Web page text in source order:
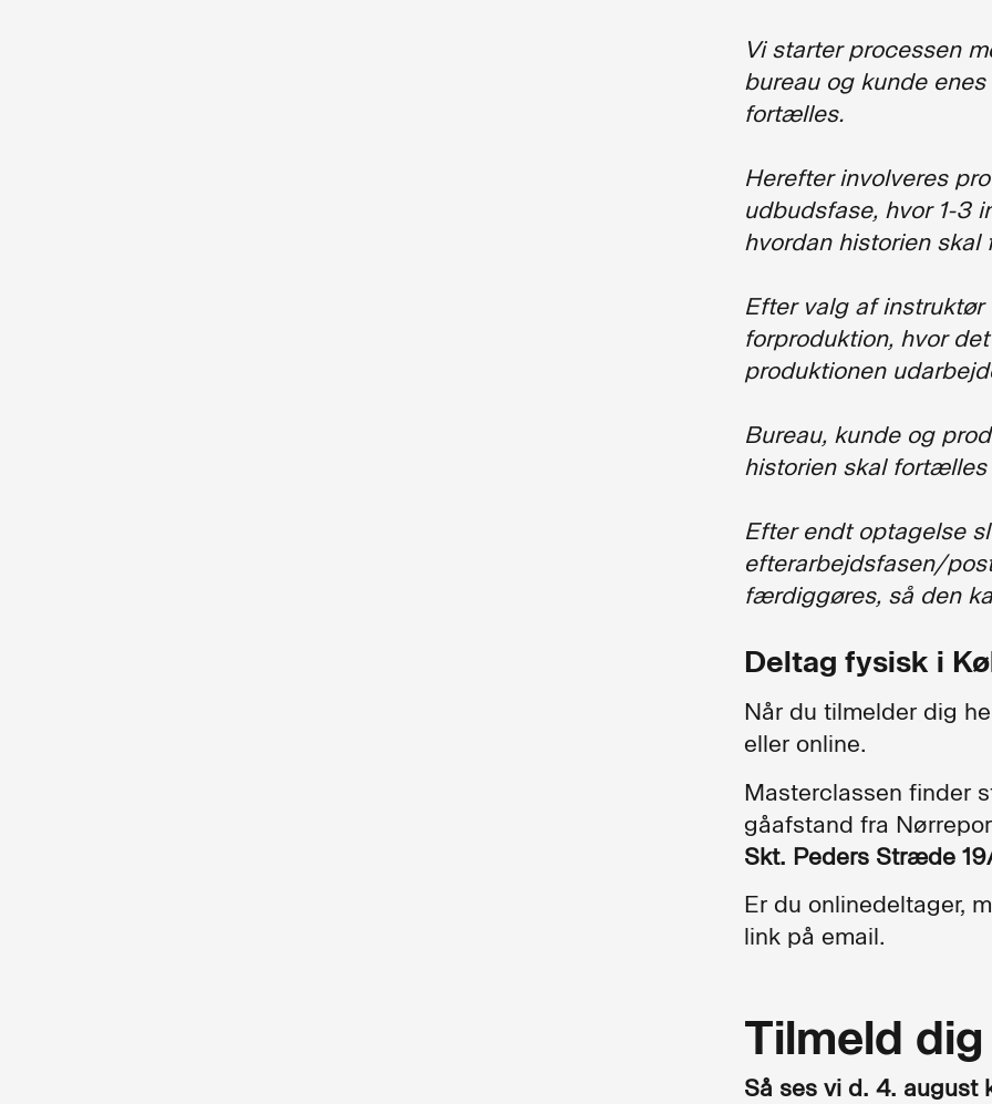
Vi starter processen
bureau og kunde
fortælles.
Herefter involveres
udbudsfase, hvor 1-3
hvordan historien
Efter valg af
forproduktion, hvor
produktionen
Bureau, kunde og
historien skal
Efter endt optagelse
efterarbejdsfasen/
færdiggøres, så den
Deltag fysisk i
Når du tilmelder dig
eller online.
Masterclassen finder
gåafstand fra
Skt. Peders Stræde
Er du onlinedeltager,
link på email.
Tilmeld
Så ses vi d. 4. august